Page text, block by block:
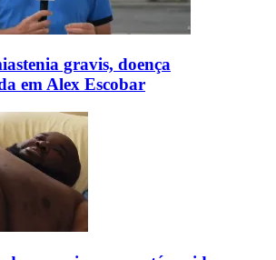
gravis, doença
em Alex Escobar